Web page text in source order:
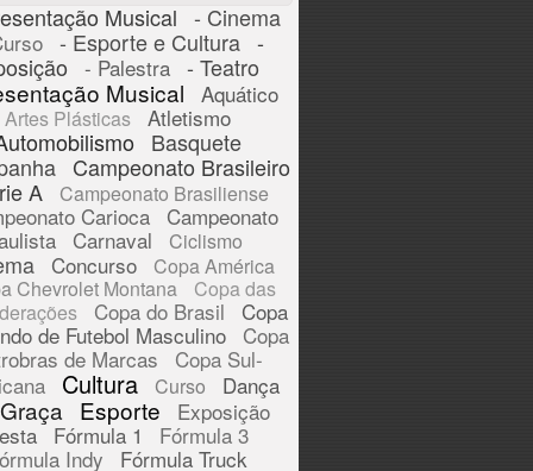
Musical - Cinema
- Esporte e Cultura -
- Palestra - Teatro
Musical Aquático
Artes Plásticas Atletismo
Basquete
Campeonato Brasileiro
A
Campeonato Brasiliense
Carioca
Campeonato
Carnaval Ciclismo
Concurso
Copa América
Chevrolet Montana
Copa das
Copa do Brasil Copa
de Futebol Masculino Copa
de Marcas
Copa Sul-
Cultura Curso Dança
Esporte
Exposição
Fórmula 1
Fórmula 3
Indy
Fórmula Truck